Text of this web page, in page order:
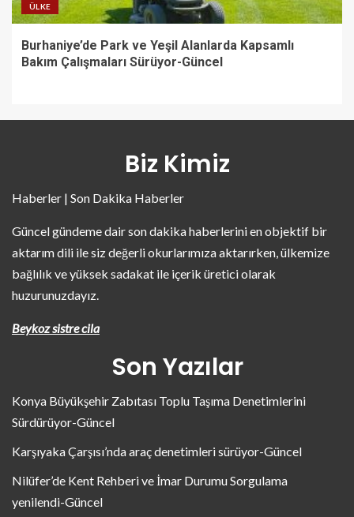
ÜLKE
Burhaniye’de Park ve Yeşil Alanlarda Kapsamlı
Bakım Çalışmaları Sürüyor-Güncel
Biz Kimiz
Haberler | Son Dakika Haberler
Güncel gündeme dair son dakika haberlerini en objektif bir
aktarım dili ile siz değerli okurlarımıza aktarırken, ülkemize
bağlılık ve yüksek sadakat ile içerik üretici olarak
huzurunuzdayız.
Beykoz sistre cila
Son Yazılar
Konya Büyükşehir Zabıtası Toplu Taşıma Denetimlerini
Sürdürüyor-Güncel
Karşıyaka Çarşısı’nda araç denetimleri sürüyor-Güncel
Nilüfer’de Kent Rehberi ve İmar Durumu Sorgulama
yenilendi-Güncel